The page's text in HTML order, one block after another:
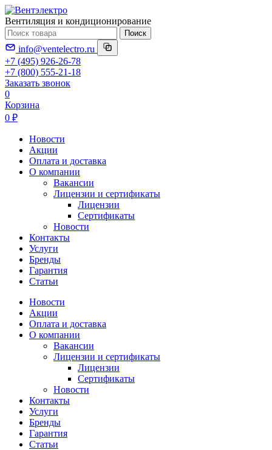
Вентиляция и кондиционирование
Поиск
info@ventelectro.ru
+7 (495) 926-26-78
+7 (800) 555-21-18
Заказать звонок
0
Корзина
0 ₽
Новости
Акции
Оплата и доставка
О компании
Вакансии
Лицензии и сертификаты
Лицензии
Сертификаты
Новости
Контакты
Услуги
Бренды
Гарантия
Статьи
Новости
Акции
Оплата и доставка
О компании
Вакансии
Лицензии и сертификаты
Лицензии
Сертификаты
Новости
Контакты
Услуги
Бренды
Гарантия
Статьи